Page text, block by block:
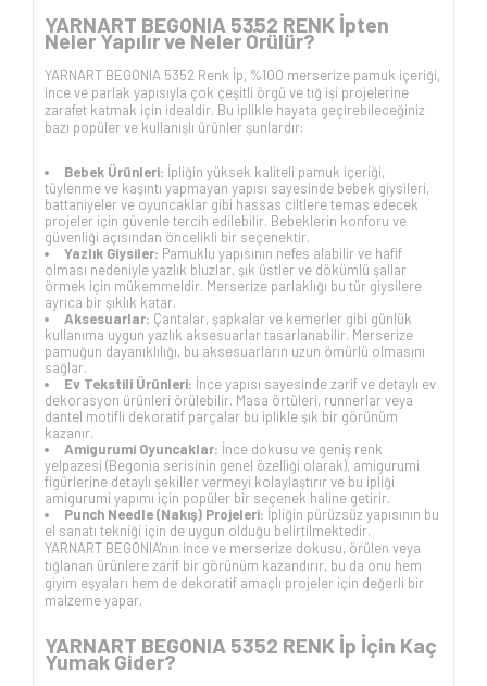
YARNART BEGONIA 5352 RENK İpten
Neler Yapılır ve Neler Örülür?
YARNART BEGONIA 5352 Renk İp, %100 merserize pamuk içeriği,
ince ve parlak yapısıyla çok çeşitli örgü ve tığ işi projelerine
zarafet katmak için idealdir. Bu iplikle hayata geçirebileceğiniz
bazı popüler ve kullanışlı ürünler şunlardır:
Bebek Ürünleri: İpliğin yüksek kaliteli pamuk içeriği,
tüylenme ve kaşıntı yapmayan yapısı sayesinde bebek giysileri,
battaniyeler ve oyuncaklar gibi hassas ciltlere temas edecek
projeler için güvenle tercih edilebilir. Bebeklerin konforu ve
güvenliği açısından öncelikli bir seçenektir.
Yazlık Giysiler: Pamuklu yapısının nefes alabilir ve hafif
olması nedeniyle yazlık bluzlar, şık üstler ve dökümlü şallar
örmek için mükemmeldir. Merserize parlaklığı bu tür giysilere
ayrıca bir şıklık katar.
Aksesuarlar: Çantalar, şapkalar ve kemerler gibi günlük
kullanıma uygun yazlık aksesuarlar tasarlanabilir. Merserize
pamuğun dayanıklılığı, bu aksesuarların uzun ömürlü olmasını
sağlar.
Ev Tekstili Ürünleri: İnce yapısı sayesinde zarif ve detaylı ev
dekorasyon ürünleri örülebilir. Masa örtüleri, runnerlar veya
dantel motifli dekoratif parçalar bu iplikle şık bir görünüm
kazanır.
Amigurumi Oyuncaklar: İnce dokusu ve geniş renk
yelpazesi (Begonia serisinin genel özelliği olarak), amigurumi
figürlerine detaylı şekiller vermeyi kolaylaştırır ve bu ipliği
amigurumi yapımı için popüler bir seçenek haline getirir.
Punch Needle (Nakış) Projeleri: İpliğin pürüzsüz yapısının bu
el sanatı tekniği için de uygun olduğu belirtilmektedir.
YARNART BEGONIA'nın ince ve merserize dokusu, örülen veya
tığlanan ürünlere zarif bir görünüm kazandırır, bu da onu hem
giyim eşyaları hem de dekoratif amaçlı projeler için değerli bir
malzeme yapar.
YARNART BEGONIA 5352 RENK İp İçin Kaç
Yumak Gider?